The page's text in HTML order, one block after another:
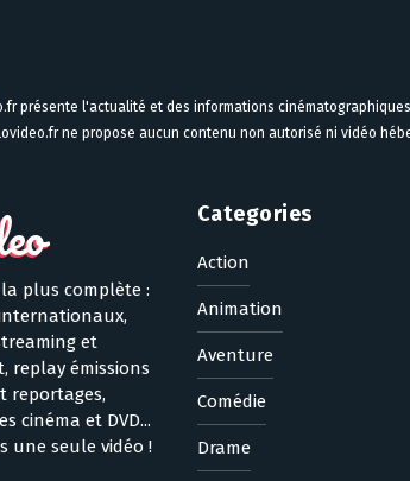
présente l'actualité et des informations
ne propose aucun contenu non autorisé ni vidéo
plus complète :
et
replay émissions
reportages,
cinéma et DVD...
une seule vidéo !
Categories
Action
Animation
Aventure
Comédie
Drame